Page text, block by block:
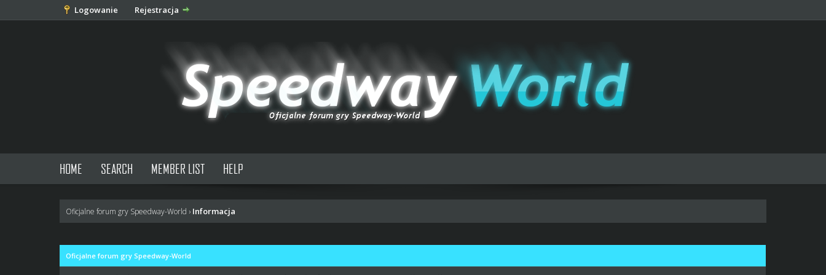
Logowanie Rejestracja
HOME SEARCH MEMBER LIST HELP
Oficjalne forum gry Speedway-World › Informacja
Oficjalne forum gry Speedway-World